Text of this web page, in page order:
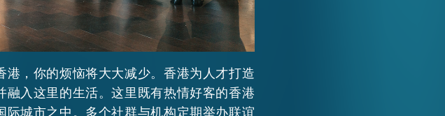
，你的烦恼将大大减少。香港为人才打造
入这里的生活。这里既有热情好客的香港
城市之中。多个社群与机构定期举办联谊